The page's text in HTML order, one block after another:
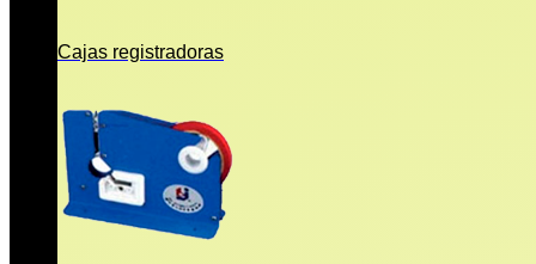
Cajas registradoras